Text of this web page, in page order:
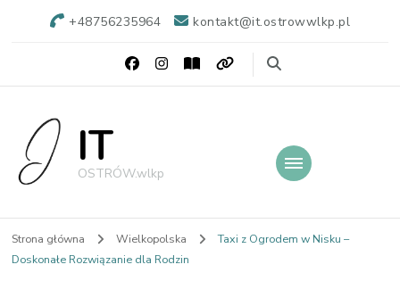
+48756235964 kontakt@it.ostrowwlkp.pl
IT
OSTRÓW.wlkp
Strona główna Wielkopolska
Taxi z Ogrodem w Nisku –
Doskonałe Rozwiązanie dla Rodzin